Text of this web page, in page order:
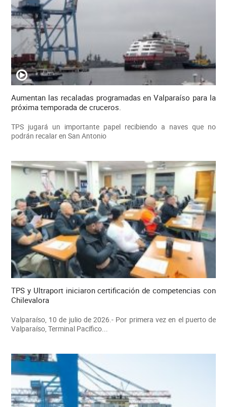
Aumentan las recaladas programadas en Valparaíso para la
próxima temporada de cruceros.
TPS jugará un importante papel recibiendo a naves que no
podrán recalar en San Antonio
TPS y Ultraport iniciaron certificación de competencias con
Chilevalora
Valparaíso, 10 de julio de 2026.- Por primera vez en el puerto de
Valparaíso, Terminal Pacífico...